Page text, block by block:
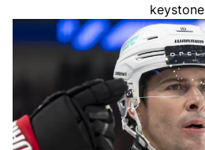
keystone